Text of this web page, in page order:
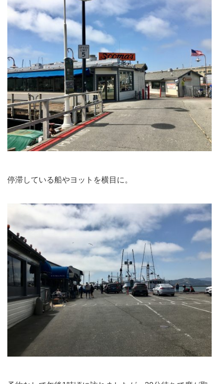
停滞している船やヨットを横目に。